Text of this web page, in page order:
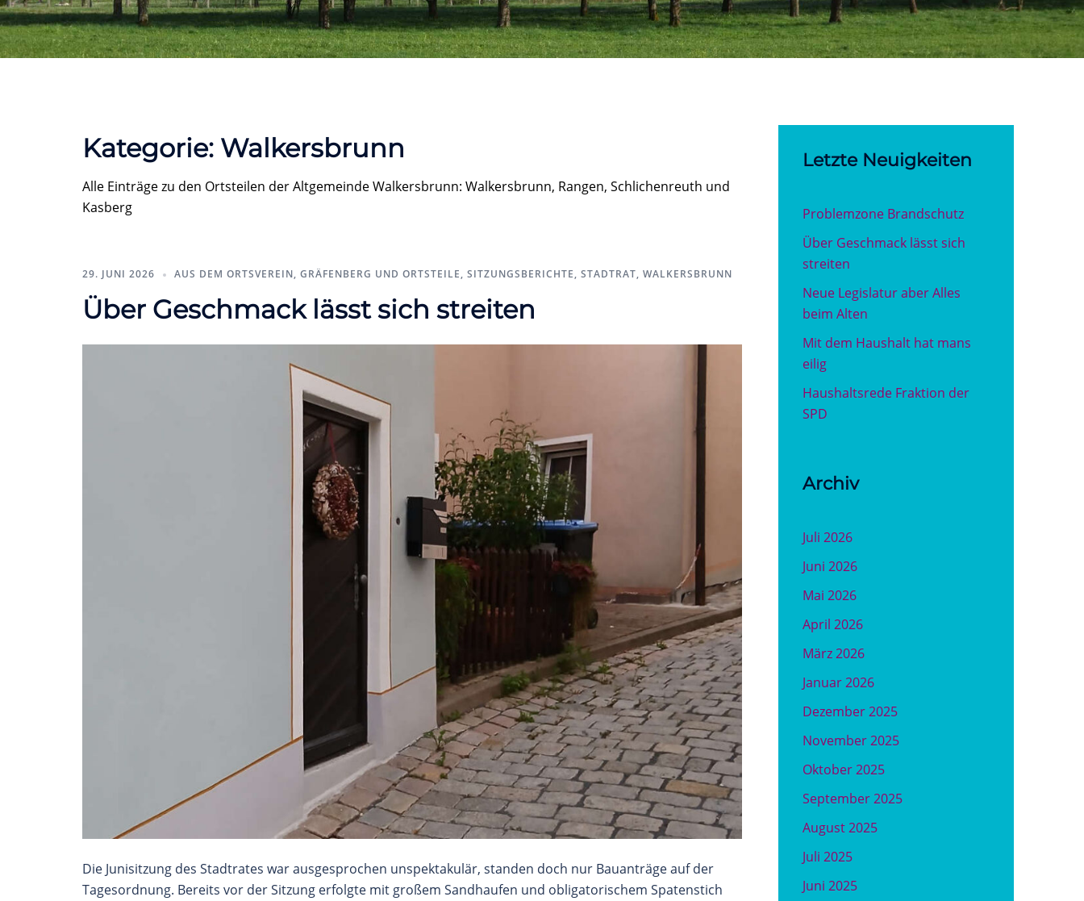
Kategorie: Walkersbrunn
Alle Einträge zu den Ortsteilen der Altgemeinde Walkersbrunn: Walkersbrunn, Rangen, Schlichenreuth und
Kasberg
29. JUNI 2026 AUS DEM ORTSVEREIN, GRÄFENBERG UND ORTSTEILE, SITZUNGSBERICHTE, STADTRAT, WALKERSBRUNN
Über Geschmack lässt sich streiten
Die Junisitzung des Stadtrates war ausgesprochen unspektakulär, standen doch nur Bauanträge auf der
Tagesordnung. Bereits vor der Sitzung erfolgte mit großem Sandhaufen und obligatorischem Spatenstich
Letzte Neuigkeiten
Problemzone Brandschutz
Über Geschmack lässt sich
streiten
Neue Legislatur aber Alles
beim Alten
Mit dem Haushalt hat mans
eilig
Haushaltsrede Fraktion der
SPD
Archiv
Juli 2026
Juni 2026
Mai 2026
April 2026
März 2026
Januar 2026
Dezember 2025
November 2025
Oktober 2025
September 2025
August 2025
Juli 2025
Juni 2025